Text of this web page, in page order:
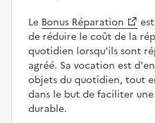
Le Bonus Réparation
de réduire le coût de la
quotidien lorsqu'ils sont
agréé. Sa vocation est
objets du quotidien, tout
dans le but de faciliter
durable.